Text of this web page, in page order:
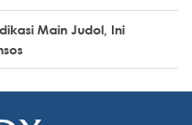
Main Judol, Ini